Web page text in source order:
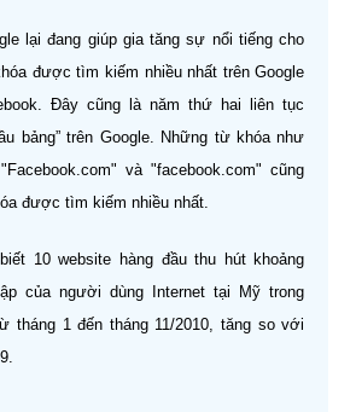
lại đang giúp gia tăng sự nổi tiếng cho
được tìm kiếm nhiều nhất trên Google
Đây cũng là năm thứ hai liên tục
bảng” trên Google. Những từ khóa như
và "facebook.com" cũng
được tìm kiếm nhiều nhất.
10 website hàng đầu thu hút khoảng
của người dùng Internet tại Mỹ trong
tháng 1 đến tháng 11/2010, tăng so với